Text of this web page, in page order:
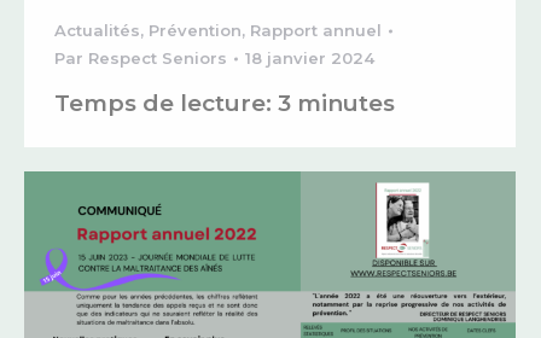
Actualités, Prévention, Rapport annuel
Par Respect Seniors 18 janvier 2024
Temps de lecture: 3 minutes